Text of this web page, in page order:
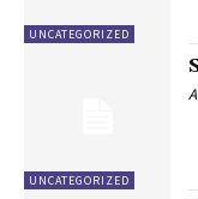
UNCATEGORIZED
UNCATEGORIZED